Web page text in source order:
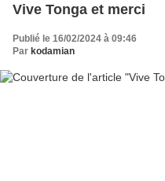
Vive Tonga et merci
Publié le 16/02/2024 à 09:46
Par kodamian